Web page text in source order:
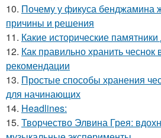
10. Почему у фикуса бенджамина
причины и решения
11. Какие исторические
12. Как правильно хранить чеснок
рекомендации
13. Простые способы хранения
для начинающих
14. Headlines:
15. Творчество Элвина Грея: